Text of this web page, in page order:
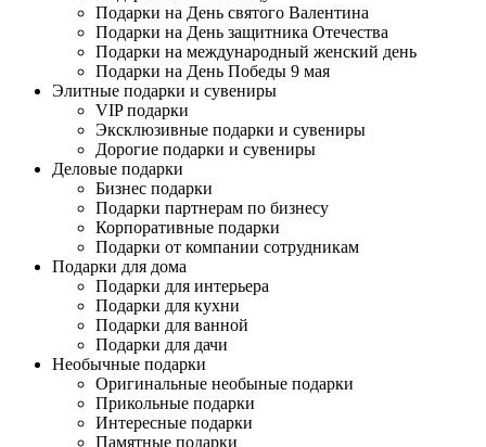
Подарки на День святого Валентина
Подарки на День защитника Отечества
Подарки на международный женский день
Подарки на День Победы 9 мая
Элитные подарки и сувениры
VIP подарки
Эксклюзивные подарки и сувениры
Дорогие подарки и сувениры
Деловые подарки
Бизнес подарки
Подарки партнерам по бизнесу
Корпоративные подарки
Подарки от компании сотрудникам
Подарки для дома
Подарки для интерьера
Подарки для кухни
Подарки для ванной
Подарки для дачи
Необычные подарки
Оригинальные необыные подарки
Прикольные подарки
Интересные подарки
Памятные подарки